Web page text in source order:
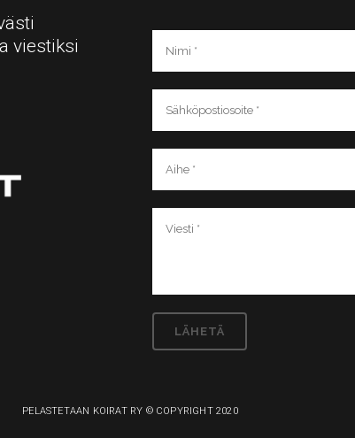
viestiksi
PELASTETAAN KOIRAT RY © COPYRIGHT 2020